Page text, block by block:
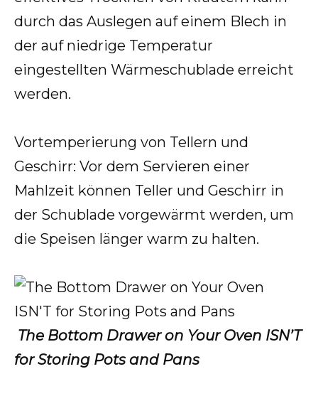
durch das Auslegen auf einem Blech in
der auf niedrige Temperatur
eingestellten Wärmeschublade erreicht
werden.
Vortemperierung von Tellern und
Geschirr: Vor dem Servieren einer
Mahlzeit können Teller und Geschirr in
der Schublade vorgewärmt werden, um
die Speisen länger warm zu halten.
The Bottom Drawer on Your Oven ISN’T
for Storing Pots and Pans